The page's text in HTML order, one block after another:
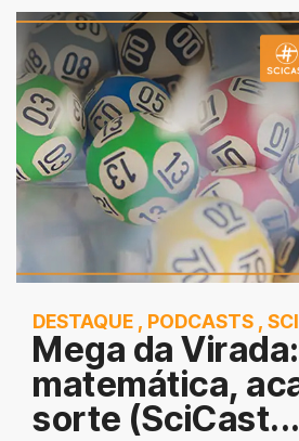
DESTAQUE , PODCASTS ,
Mega da Virada:
matemática,
sorte (SciCast...